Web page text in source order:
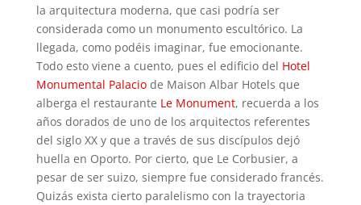
la arquitectura moderna, que casi podría ser
considerada como un monumento escultórico. La
llegada, como podéis imaginar, fue emocionante.
Todo esto viene a cuento, pues el edificio del Hotel
Monumental Palaciode Maison Albar Hotels que
alberga el restaurante Le Monument, recuerda a los
años dorados de uno de los arquitectos referentes
del siglo XX y que a través de sus discípulos dejó
huella en Oporto. Por cierto, que Le Corbusier, a
pesar de ser suizo, siempre fue considerado francés.
Quizás exista cierto paralelismo con la trayectoria